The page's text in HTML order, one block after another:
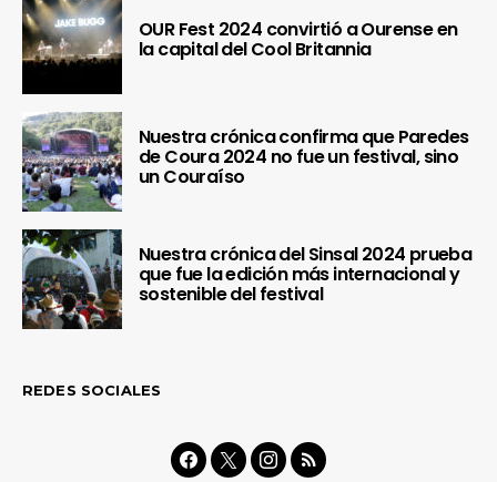
OUR Fest 2024 convirtió a Ourense en
la capital del Cool Britannia
Nuestra crónica confirma que Paredes
de Coura 2024 no fue un festival, sino
un Couraíso
Nuestra crónica del Sinsal 2024 prueba
que fue la edición más internacional y
sostenible del festival
REDES SOCIALES